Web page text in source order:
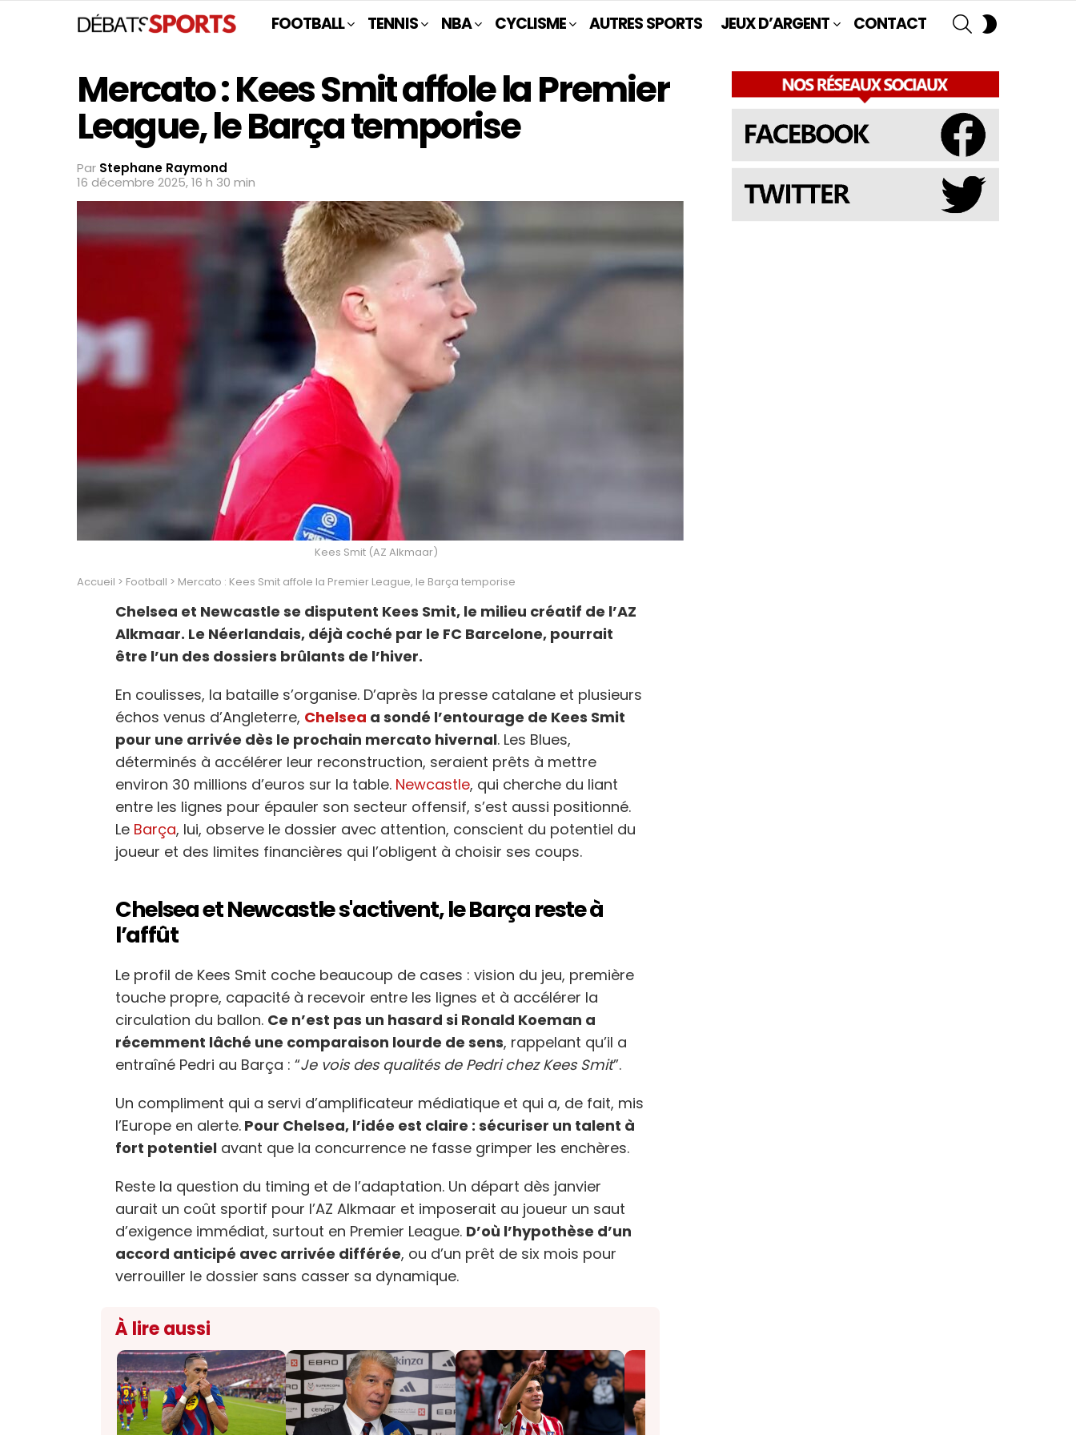
FOOTBALL TENNIS NBA CYCLISME AUTRES SPORTS JEUX D’ARGENT CONTACT SEARCH
Mercato : Kees Smit affole la Premier
League, le Barça temporise
Par Stephane Raymond
16 décembre 2025, 16 h 30 min
Kees Smit (AZ Alkmaar)
Accueil > Football > Mercato : Kees Smit affole la Premier League, le Barça temporise
Chelsea et Newcastle se disputent Kees Smit, le milieu créatif de l’AZ
Alkmaar. Le Néerlandais, déjà coché par le FC Barcelone, pourrait
être l’un des dossiers brûlants de l’hiver.
En coulisses, la bataille s’organise. D’après la presse catalane et plusieurs
échos venus d’Angleterre, Chelsea a sondé l’entourage de Kees Smit
pour une arrivée dès le prochain mercato hivernal. Les Blues,
déterminés à accélérer leur reconstruction, seraient prêts à mettre
environ 30 millions d’euros sur la table. Newcastle, qui cherche du liant
entre les lignes pour épauler son secteur offensif, s’est aussi positionné.
Le Barça, lui, observe le dossier avec attention, conscient du potentiel du
joueur et des limites financières qui l’obligent à choisir ses coups.
Chelsea et Newcastle s'activent, le Barça reste à
l’affût
Le profil de Kees Smit coche beaucoup de cases : vision du jeu, première
touche propre, capacité à recevoir entre les lignes et à accélérer la
circulation du ballon. Ce n’est pas un hasard si Ronald Koeman a
récemment lâché une comparaison lourde de sens, rappelant qu’il a
entraîné Pedri au Barça : “Je vois des qualités de Pedri chez Kees Smit”.
Un compliment qui a servi d’amplificateur médiatique et qui a, de fait, mis
l’Europe en alerte. Pour Chelsea, l’idée est claire : sécuriser un talent à
fort potentiel avant que la concurrence ne fasse grimper les enchères.
Reste la question du timing et de l’adaptation. Un départ dès janvier
aurait un coût sportif pour l’AZ Alkmaar et imposerait au joueur un saut
d’exigence immédiat, surtout en Premier League. D’où l’hypothèse d’un
accord anticipé avec arrivée différée, ou d’un prêt de six mois pour
verrouiller le dossier sans casser sa dynamique.
À lire aussi